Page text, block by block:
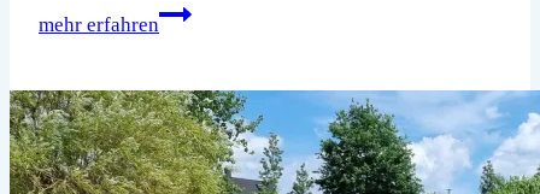
mehr erfahren
Festumzugswochenende